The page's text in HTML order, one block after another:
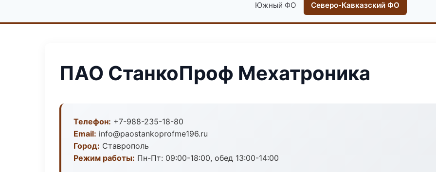
Южный ФО Северо-Кавказский ФО
ПАО СтанкоПроф Мехатроника
Телефон: +7-988-235-18-80
Email: info@paostankoprofme196.ru
Город: Ставрополь
Режим работы: Пн-Пт: 09:00-18:00, обед 13:00-14:00